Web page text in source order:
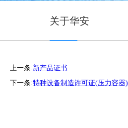
关于华安
上一条:新产品证书
下一条:特种设备制造许可证(压力容器)